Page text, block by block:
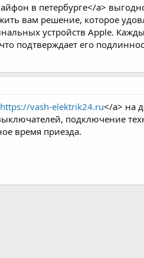
в петербурге</a>
вам решение, которое
устройств Apple.
подтверждает его
https://vash-elektrik24.ru</a> на
подключение
время приезда.